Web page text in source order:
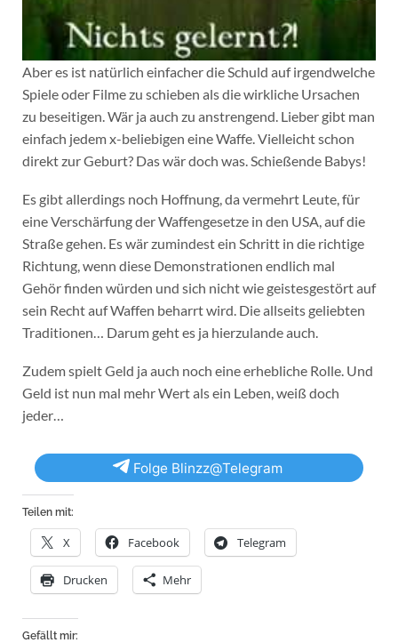
Aber es ist natürlich einfacher die Schuld auf irgendwelche
Spiele oder Filme zu schieben als die wirkliche Ursachen
zu beseitigen. Wär ja auch zu anstrengend. Lieber gibt man
einfach jedem x-beliebigen eine Waffe. Vielleicht schon
direkt zur Geburt? Das wär doch was. Schießende Babys!
Es gibt allerdings noch Hoffnung, da vermehrt Leute, für
eine Verschärfung der Waffengesetze in den USA, auf die
Straße gehen. Es wär zumindest ein Schritt in die richtige
Richtung, wenn diese Demonstrationen endlich mal
Gehör finden würden und sich nicht wie geistesgestört auf
sein Recht auf Waffen beharrt wird. Die allseits geliebten
Traditionen… Darum geht es ja hierzulande auch.
Zudem spielt Geld ja auch noch eine erhebliche Rolle. Und
Geld ist nun mal mehr Wert als ein Leben, weiß doch
jeder…
Folge Blinzz@Telegram
Teilen mit:
X Facebook Telegram
Drucken Mehr
Gefällt mir: